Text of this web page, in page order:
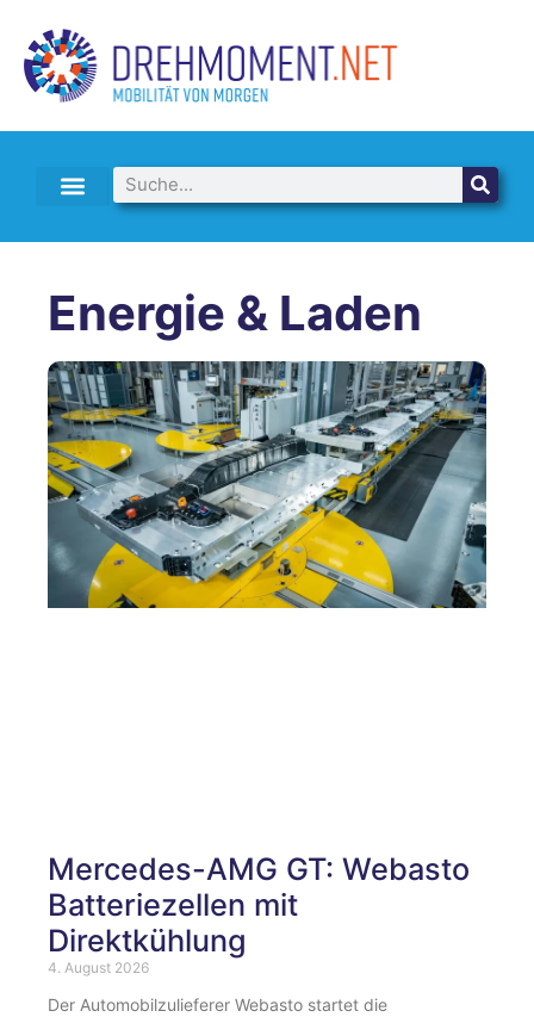
Energie & Laden
Mercedes-AMG GT: Webasto
Batteriezellen mit
Direktkühlung
4. August 2026
Der Automobilzulieferer Webasto startet die